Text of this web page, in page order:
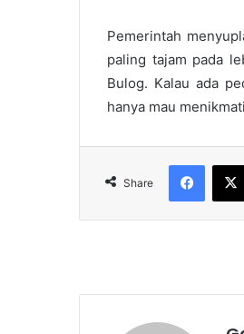
Pemerintah
paling tajam pada
Bulog. Kalau ada
hanya mau
Share